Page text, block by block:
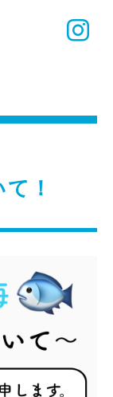
！